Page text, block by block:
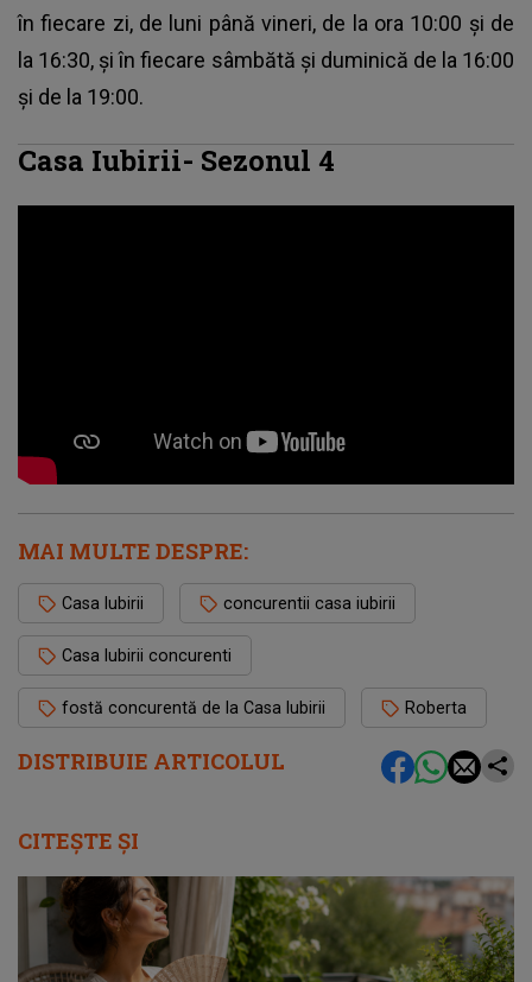
DISTRIBUIE ARTICOLUL
în fiecare zi, de luni până vineri, de la ora 10:00 și de
la 16:30, și în fiecare sâmbătă și duminică de la 16:00
și de la 19:00.
Casa Iubirii- Sezonul 4
MAI MULTE DESPRE:
Casa Iubirii concurentii casa iubirii
Casa Iubirii concurenti
fostă concurentă de la Casa Iubirii Roberta
CITEȘTE ȘI